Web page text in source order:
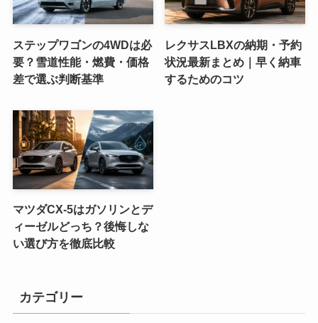
ステップワゴンの4WDは必
要？雪道性能・燃費・価格
差で選ぶ判断基準
レクサスLBXの納期・予約
状況最新まとめ｜早く納車
するためのコツ
マツダCX-5はガソリンとデ
ィーゼルどっち？後悔しな
い選び方を徹底比較
カテゴリー